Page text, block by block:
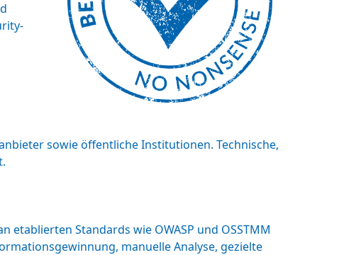
sowie öffentliche Institutionen. Technische,
Standards wie OWASP und OSSTMM
manuelle Analyse, gezielte